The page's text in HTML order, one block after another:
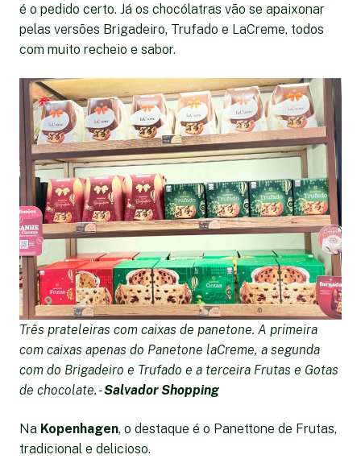
é o pedido certo. Já os chocólatras vão se apaixonar
pelas versões Brigadeiro, Trufado e LaCreme, todos
com muito recheio e sabor.
Três prateleiras com caixas de panetone. A primeira
com caixas apenas do Panetone laCreme, a segunda
com do Brigadeiro e Trufado e a terceira Frutas e Gotas
de chocolate. -Salvador Shopping
Na Kopenhagen, o destaque é o Panettone de Frutas,
tradicional e delicioso.